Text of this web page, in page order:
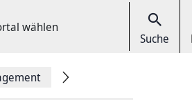
wählen
Suche